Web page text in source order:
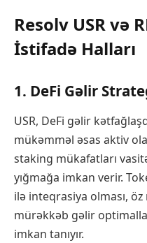
Resolv USR və
İstifadə Halları
1. DeFi Gəlir
USR, DeFi gəlir
mükəmməl əsas aktiv
staking mükafatları
yığmağa imkan verir.
ilə inteqrasiya olması,
mürəkkəb gəlir
imkan tanıyır.